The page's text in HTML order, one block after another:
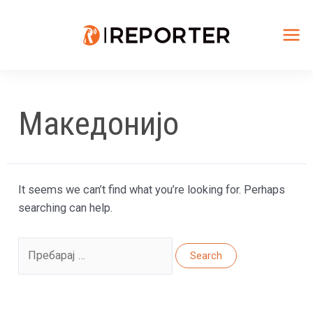
Македонијо
It seems we can’t find what you’re looking for. Perhaps
searching can help.